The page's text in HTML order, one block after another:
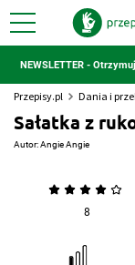
NEWSLETTER -
Przepisy.pl Dania i
Sałatka z
Autor:Angie Angie
8